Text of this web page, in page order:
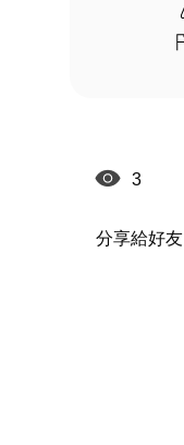
3
分享給好友